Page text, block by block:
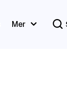
Mer